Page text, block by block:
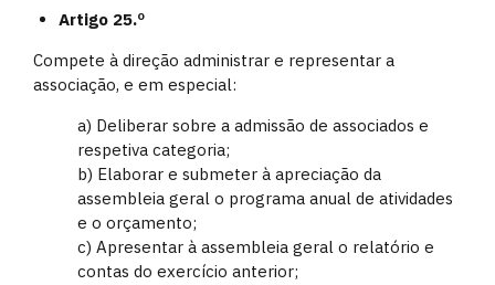
Artigo 25.º
Compete à direção administrar e representar a
associação, e em especial:
a) Deliberar sobre a admissão de associados e
respetiva categoria;
b) Elaborar e submeter à apreciação da
assembleia geral o programa anual de atividades
e o orçamento;
c) Apresentar à assembleia geral o relatório e
contas do exercício anterior;